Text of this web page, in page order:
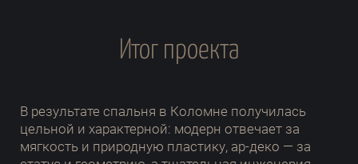
Итог проекта
В результате спальня в Коломне получилась
цельной и характерной: модерн отвечает за
мягкость и природную пластику, ар-деко — за